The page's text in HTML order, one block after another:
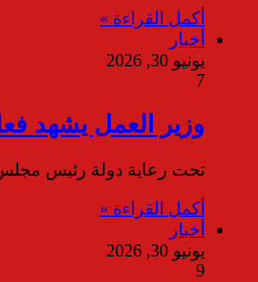
أكمل القراءة »
أخبار
يونيو 30, 2026
7
وزير العمل يشهد فعاليات قمة “مصر للأفضل
تحت رعاية دولة رئيس مجلس
أكمل القراءة »
أخبار
يونيو 30, 2026
9